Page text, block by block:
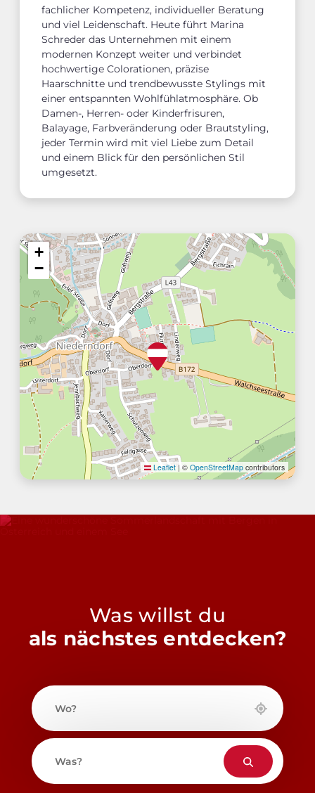
fachlicher Kompetenz, individueller Beratung
und viel Leidenschaft. Heute führt Marina
Schreder das Unternehmen mit einem
modernen Konzept weiter und verbindet
hochwertige Colorationen, präzise
Haarschnitte und trendbewusste Stylings mit
einer entspannten Wohlfühlatmosphäre. Ob
Damen-, Herren- oder Kinderfrisuren,
Balayage, Farbveränderung oder Brautstyling,
jeder Termin wird mit viel Liebe zum Detail
und einem Blick für den persönlichen Stil
umgesetzt.
+
−
Leaflet | © OpenStreetMap contributors
Was willst du
als nächstes entdecken?
Wo?
Was?